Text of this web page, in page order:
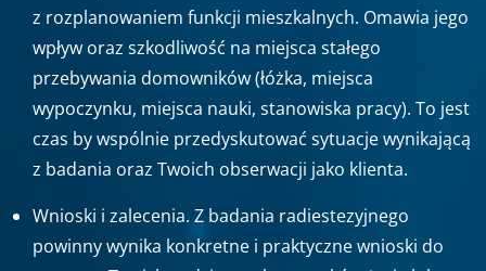
z rozplanowaniem funkcji mieszkalnych. Omawia jego
wpływ oraz szkodliwość na miejsca stałego
przebywania domowników (łóżka, miejsca
wypoczynku, miejsca nauki, stanowiska pracy). To jest
czas by wspólnie przedyskutować sytuacje wynikającą
z badania oraz Twoich obserwacji jako klienta.
Wnioski i zalecenia. Z badania radiestezyjnego
powinny wynika konkretne i praktyczne wnioski do